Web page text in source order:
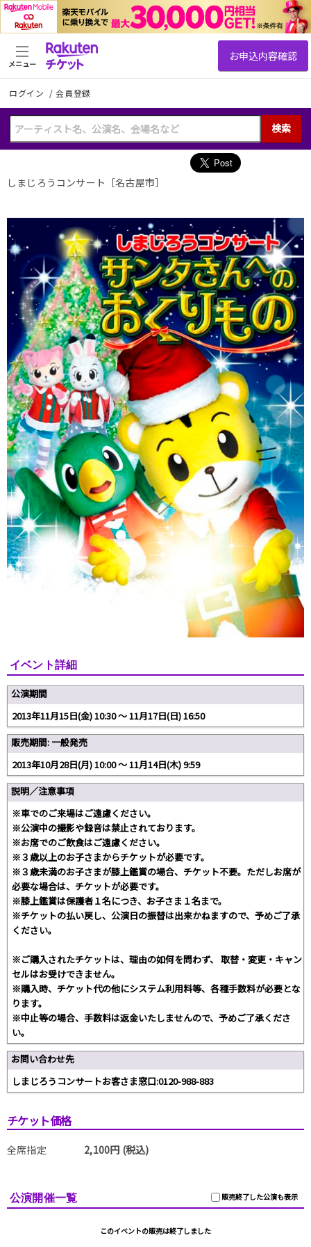
ログイン /会員登録
検索
メニュー
しまじろうコンサート［名古屋市］
イベント詳細
公演期間
2013年11月15日(金) 10:30 〜 11月17日(日) 16:50
販売期間: 一般発売
2013年10月28日(月) 10:00 〜 11月14日(木) 9:59
説明／注意事項
※車でのご来場はご遠慮ください。
※公演中の撮影や録音は禁止されております。
※お席でのご飲食はご遠慮ください。
※３歳以上のお子さまからチケットが必要です。
※３歳未満のお子さまが膝上鑑賞の場合、チケット不要。ただしお席が
必要な場合は、チケットが必要です。
※膝上鑑賞は保護者１名につき、お子さま１名まで。
※チケットの払い戻し、公演日の振替は出来かねますので、予めご了承
ください。
※ご購入されたチケットは、理由の如何を問わず、 取替・変更・キャン
セルはお受けできません。
※購入時、チケット代の他にシステム利用料等、各種手数料が必要とな
ります。
※中止等の場合、手数料は返金いたしませんので、予めご了承くださ
い。
お問い合わせ先
しまじろうコンサートお客さま窓口:0120-988-883
チケット価格
全席指定 2,100円 (税込)
販売終了した公演も表示
公演開催一覧
このイベントの販売は終了しました